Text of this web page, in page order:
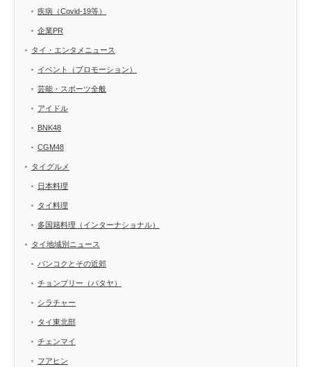
疾病（Covid-19等）
企業PR
タイ・エンタメニュース
イベント（プロモーション）
芸能・スポーツ全般
アイドル
BNK48
CGM48
タイグルメ
日本料理
タイ料理
多国籍料理（インターナショナル）
タイ地域別ニュース
バンコクとその近郊
チョンブリー（パタヤ）
シラチャー
タイ東北部
チェンマイ
フアヒン